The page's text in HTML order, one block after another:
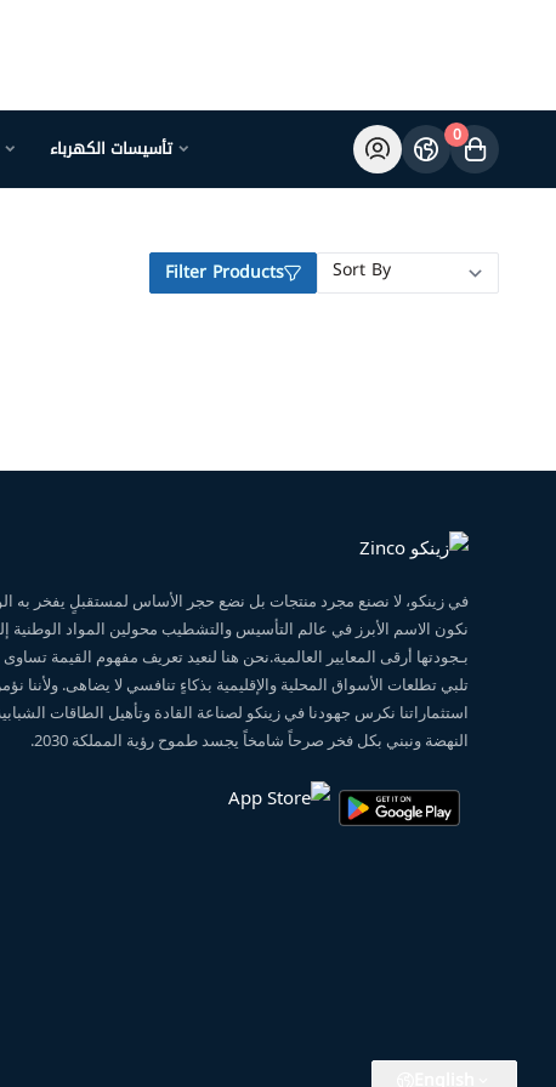
تأسيسات الكهرباء 0
Filter Products
في زينكو، لا نصنع مجرد منتجات بل نضع حجر الأساس لمستقبلٍ يفخر
نكون الاسم الأبرز في عالم التأسيس والتشطيب محولين المواد
بـجودتها أرقى المعايير العالمية.نحن هنا لنعيد تعريف مفهوم القيمة
تلبي تطلعات الأسواق المحلية والإقليمية بذكاءٍ تنافسي لا يضاهى. ولأننا
استثماراتنا نكرس جهودنا في زينكو لصناعة القادة وتأهيل الطاقات
النهضة ونبني بكل فخر صرحاً شامخاً يجسد طموح رؤية المملكة 2030.